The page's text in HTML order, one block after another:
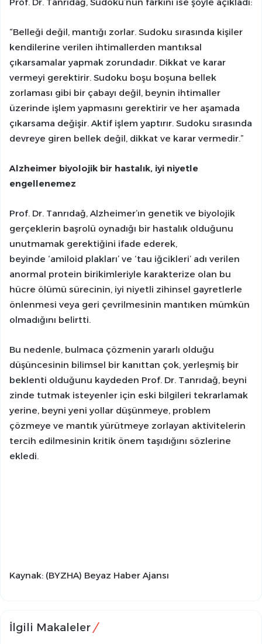
Prof. Dr. Tanrıdağ, Sudoku’nun farkını ise şöyle açıkladı:
“Belleği değil, mantığı zorlar. Sudoku sırasında kişiler
kendilerine verilen ihtimallerden mantıksal
çıkarsamalar yapmak zorundadır. Dikkat ve karar
vermeyi gerektirir. Sudoku boşu boşuna bellek
zorlaması gibi bir çabayı değil, beynin ihtimaller
üzerinde işlem yapmasını gerektirir ve her aşamada
çıkarsama değişir. Aktif işlem yaptırır. Sudoku sırasında
devreye giren bellek değil, dikkat ve karar vermedir.”
Alzheimer biyolojik bir hastalık, iyi niyetle
engellenemez
Prof. Dr. Tanrıdağ, Alzheimer’ın genetik ve biyolojik
gerçeklerin başrolü oynadığı bir hastalık olduğunu
unutmamak gerektiğini ifade ederek,
beyinde ‘amiloid plakları’ ve ‘tau iğcikleri’ adı verilen
anormal protein birikimleriyle karakterize olan bu
hücre ölümü sürecinin, iyi niyetli zihinsel gayretlerle
önlenmesi veya geri çevrilmesinin mantıken mümkün
olmadığını belirtti.
Bu nedenle, bulmaca çözmenin yararlı olduğu
düşüncesinin bilimsel bir kanıttan çok, yerleşmiş bir
beklenti olduğunu kaydeden Prof. Dr. Tanrıdağ, beyni
zinde tutmak isteyenler için eski bilgileri tekrarlamak
yerine, beyni yeni yollar düşünmeye, problem
çözmeye ve mantık yürütmeye zorlayan aktivitelerin
tercih edilmesinin kritik önem taşıdığını sözlerine
ekledi.
Kaynak: (BYZHA) Beyaz Haber Ajansı
İlgili Makaleler